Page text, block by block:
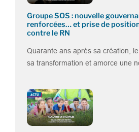
Groupe SOS : nouvelle
renforcées… et prise de
contre le RN
Quarante ans après sa création,
sa transformation et amorce une